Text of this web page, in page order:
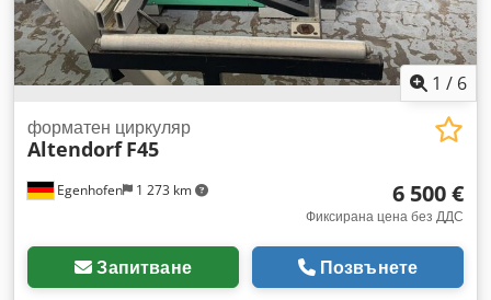
функция за рязане под ъгъл: да Диаметър на диска: 450
мм Брой обороти: 4 Мощност на двигателя: 7,5 kW
Съединителен отвор за прахоулавяне: 80 и 120 мм
Дължина на машината: 3600 мм Ширина на машината: 1 / 6
Egenhofen 1 273 km
форматен циркуляр
Altendorf F45
6 500 €
Фиксирана цена без ДДС
Запитване Позвънете